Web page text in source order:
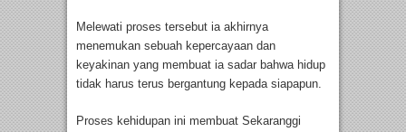
Melewati proses tersebut ia akhirnya
menemukan sebuah kepercayaan dan
keyakinan yang membuat ia sadar bahwa hidup
tidak harus terus bergantung kepada siapapun.
Proses kehidupan ini membuat Sekaranggi